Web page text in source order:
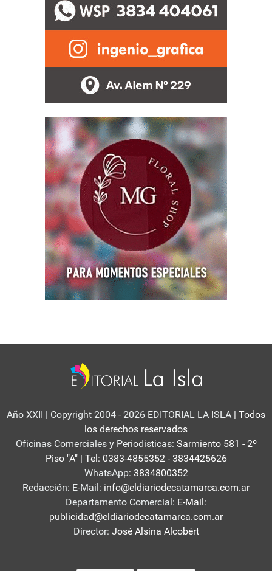
Año XXII | Copyright 2004 - 2026 EDITORIAL LA ISLA | Todos
los derechos reservados
Oficinas Comerciales y Periodisticas: Sarmiento 581 - 2º
Piso "A" | Tel: 0383-4855352 - 3834425626
WhatsApp: 3834800352
Redacción: E-Mail: info@eldiariodecatamarca.com.ar
Departamento Comercial: E-Mail:
publicidad@eldiariodecatamarca.com.ar
Director: José Alsina Alcobért